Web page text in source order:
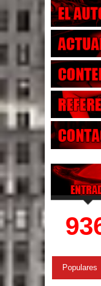
Populares